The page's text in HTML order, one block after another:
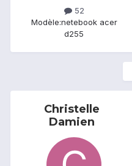
52
Modèle:netebook acer
d255
Christelle
Damien